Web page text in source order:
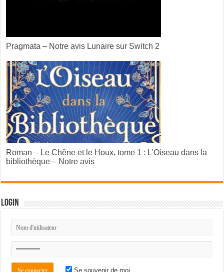
Pragmata – Notre avis Lunaire sur Switch 2
Roman – Le Chêne et le Houx, tome 1 : L’Oiseau dans la
bibliothèque – Notre avis
Login
Se souvenir de moi